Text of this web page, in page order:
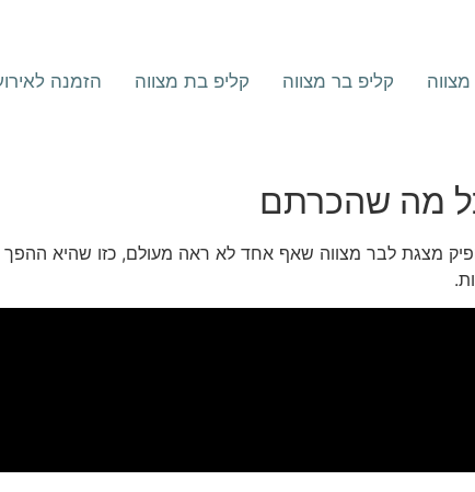
קליפ בר מצווה קליפ בת מצווה הזמנה
מה שהכרתם
מצגת לבר מצווה שאף אחד לא ראה מעולם, כזו שהיא